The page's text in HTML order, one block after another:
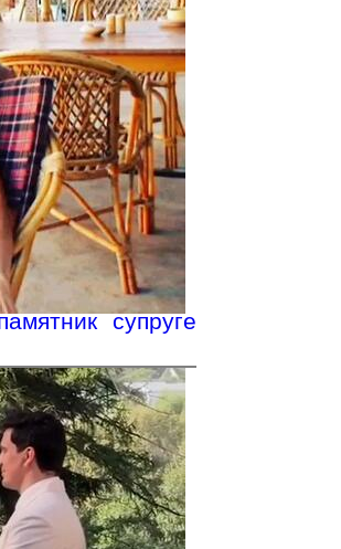
супруге